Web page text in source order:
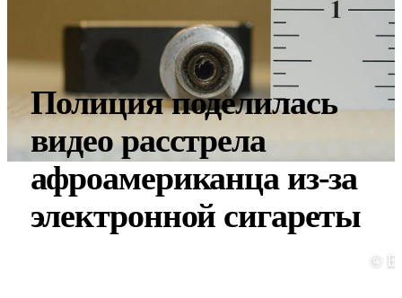
Полиция поделилась
видео расстрела
афроамериканца из-за
электронной сигареты
©